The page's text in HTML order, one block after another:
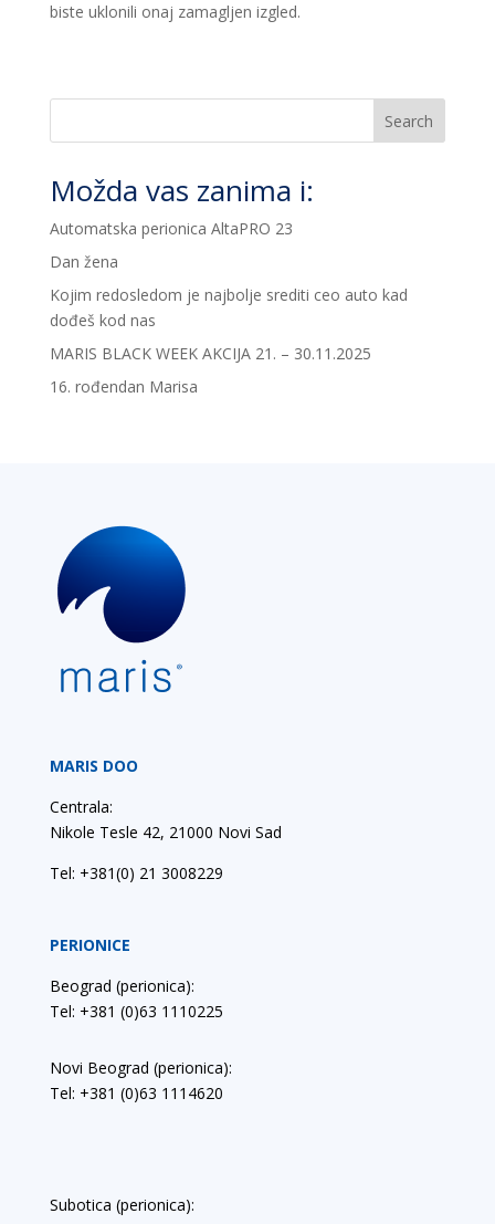
biste uklonili onaj zamagljen izgled.
Search
Možda vas zanima i:
Automatska perionica AltaPRO 23
Dan žena
Kojim redosledom je najbolje srediti ceo auto kad
dođeš kod nas
MARIS BLACK WEEK AKCIJA 21. – 30.11.2025
16. rođendan Marisa
MARIS DOO
Centrala:
Nikole Tesle 42, 21000 Novi Sad
Tel: +381(0) 21 3008229
PERIONICE
Beograd (perionica):
Tel: +381 (0)63 1110225
Novi Beograd (perionica):
Tel: +381 (0)63 1114620
Subotica (perionica):